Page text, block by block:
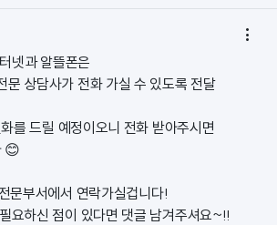

넷과 알뜰폰은
문 상담사가 전화 가실 수 있도록 전달
를 드릴 예정이오니 전화 받아주시면
😊
문부서에서 연락가실겁니다!
요하신 점이 있다면 댓글 남겨주셔요~!!